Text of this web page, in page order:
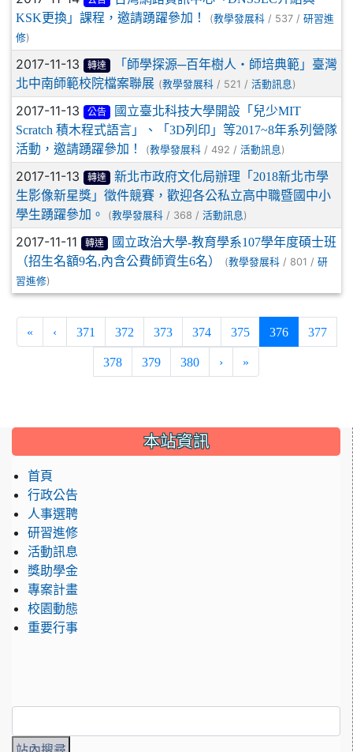
KSK更換」課程，邀請踴躍參加！
(教學發展科 / 537 / 研習進
修)
2017-11-13 轉達
「師學探源─百年樹人‧師培典範」臺灣
北中南師範校院檔案聯展 (教學發展科 / 521 / 活動訊息 )
2017-11-13 公告
國立臺北科技大學開設「兒少MIT
Scratch 積木程式語言」、「3D列印」等2017~8年系列營隊
活動，邀請踴躍參加！
(教學發展科 / 492 / 活動訊息 )
2017-11-13 轉達
新北市政府文化局辦理「2018新北市學
生影像新星獎」徵件競賽，歡迎各公私立高中職暨國中小
學生踴躍參加。
(教學發展科 / 368 / 活動訊息 )
2017-11-11 轉達
國立政治大學-教育學系107學年度碩士班
（招生名額9名,內含公費師資生6名）
(教學發展科 / 801 / 研
習進修)
« ‹ 371 372 373 374 375 376(current)
377
378 379 380 › »
::: 本站資訊
首頁
行政公告
人事選聘
研習進修
活動訊息
獎助學金
專案計畫
校園動態
重要行事